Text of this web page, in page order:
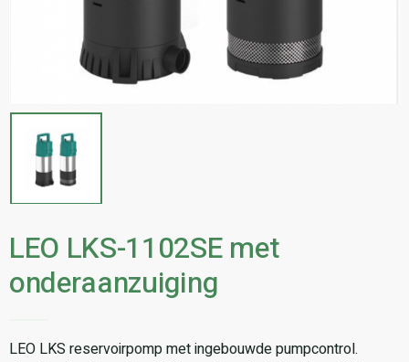
LEO LKS-1102SE met
onderaanzuiging
LEO LKS reservoirpomp met ingebouwde pumpcontrol.